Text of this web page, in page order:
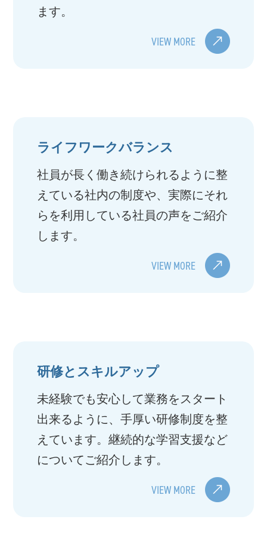
ます。
VIEW MORE
ライフワークバランス
社員が長く働き続けられるように整
えている社内の制度や、実際にそれ
らを利用している社員の声をご紹介
します。
VIEW MORE
研修とスキルアップ
未経験でも安心して業務をスタート
出来るように、手厚い研修制度を整
えています。継続的な学習支援など
についてご紹介します。
VIEW MORE